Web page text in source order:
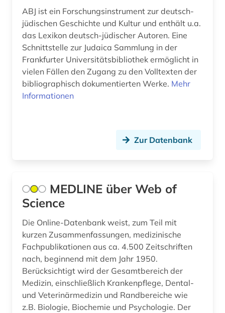
biomedizinische technik (1)
biowissenschaften (1)
bodensee-gebiet (1)
bohemistik (1)
british library (1)
brülow, kaspar | schriftsteller;
gymnasiallehrer; hochschullehrer; dramatiker;
dramatiker (1)
buch (1)
Mittelamerika (3)
Moldawien (3)
Montenegro (4)
Niederlande (3)
Ostasien (2)
Osteuropa (9)
Palaestina (1)
Polen (8)
Portugal (3)
Rumänien (3)
Russland, Sowjetunion (9)
ABJ ist ein Forschungsinstrument zur deutsch-
jüdischen Geschichte und Kultur und enthält u.a.
das Lexikon deutsch-jüdischer Autoren. Eine
Schnittstelle zur Judaica Sammlung in der
Frankfurter Universitätsbibliothek ermöglicht in
vielen Fällen den Zugang zu den Volltexten der
bibliographisch dokumentierten Werke. Mehr
Informationen
Zur Datenbank
MEDLINE über Web of
Science
Die Online-Datenbank weist, zum Teil mit
kurzen Zusammenfassungen, medizinische
Fachpublikationen aus ca. 4.500 Zeitschriften
nach, beginnend mit dem Jahr 1950.
Berücksichtigt wird der Gesamtbereich der
Medizin, einschließlich Krankenpflege, Dental-
und Veterinärmedizin und Randbereiche wie
z.B. Biologie, Biochemie und Psychologie. Der